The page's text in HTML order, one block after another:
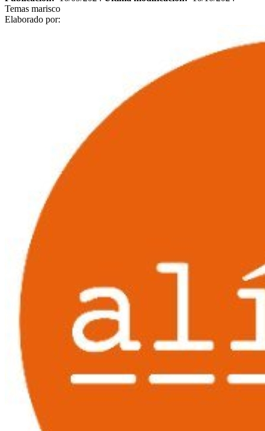
Temas marisco
Elaborado por: